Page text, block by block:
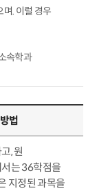
며. 이럴 경우
속학과
법
, 원
는 36학점을
지정된 과목을